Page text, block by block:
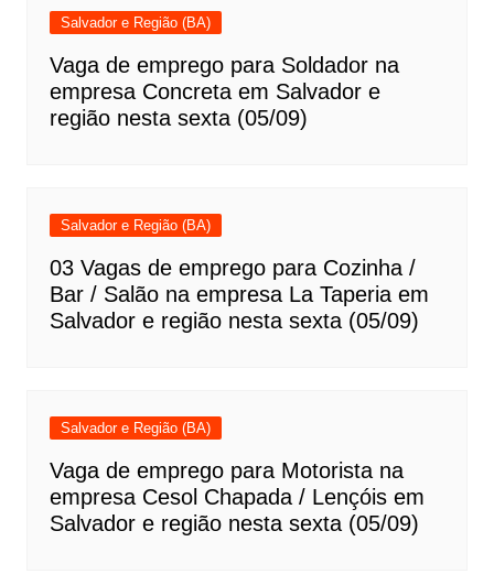
Salvador e Região (BA)
Vaga de emprego para Soldador na
empresa Concreta em Salvador e
região nesta sexta (05/09)
Salvador e Região (BA)
03 Vagas de emprego para Cozinha /
Bar / Salão na empresa La Taperia em
Salvador e região nesta sexta (05/09)
Salvador e Região (BA)
Vaga de emprego para Motorista na
empresa Cesol Chapada / Lençóis em
Salvador e região nesta sexta (05/09)